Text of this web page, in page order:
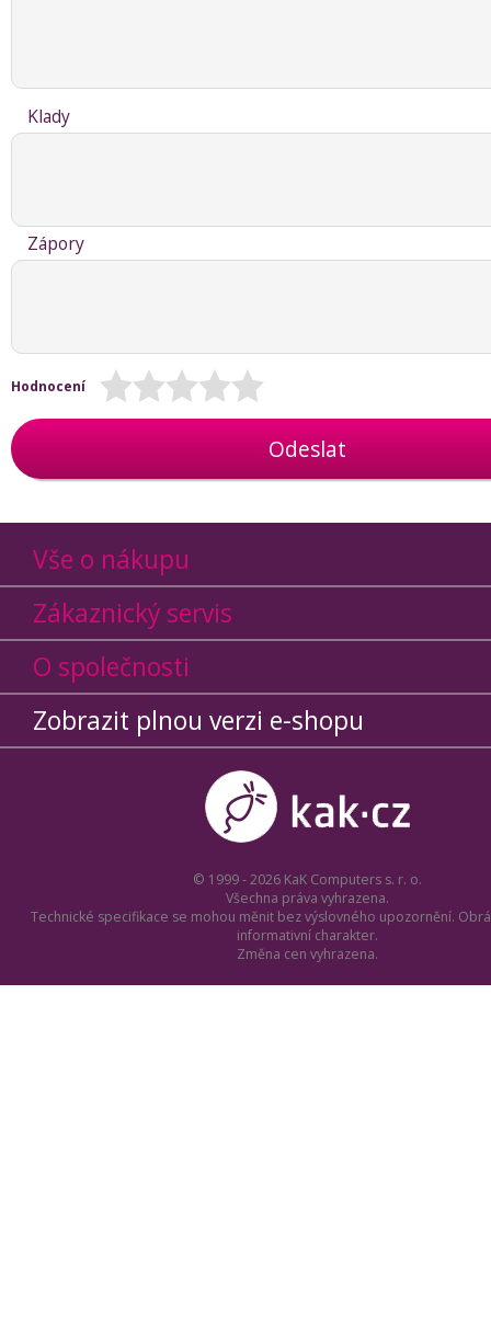
Klady
Zápory
Hodnocení
Odeslat
Vše o nákupu
Zákaznický servis
O společnosti
Zobrazit plnou verzi e-shopu
© 1999 - 2026 KaK Computers s. r. o.
Všechna práva vyhrazena.
Technické specifikace se mohou měnit bez výslovného upozornění.
informativní charakter.
Změna cen vyhrazena.